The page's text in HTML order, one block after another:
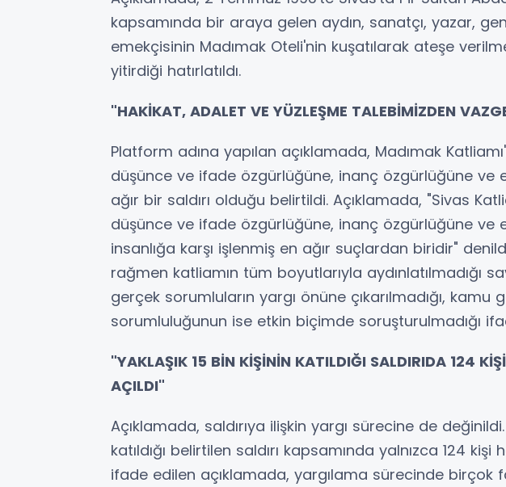
kapsamında bir araya gelen aydın, sanatçı, yazar,
emekçisinin Madımak Oteli'nin kuşatılarak ateşe
yitirdiği hatırlatıldı.
"HAKİKAT, ADALET VE YÜZLEŞME TALEBİMİZDEN
Platform adına yapılan açıklamada, Madımak
düşünce ve ifade özgürlüğüne, inanç özgürlüğüne ve
ağır bir saldırı olduğu belirtildi. Açıklamada, "Sivas
düşünce ve ifade özgürlüğüne, inanç özgürlüğüne ve
insanlığa karşı işlenmiş en ağır suçlardan biridir"
rağmen katliamın tüm boyutlarıyla aydınlatılmadığı
gerçek sorumluların yargı önüne çıkarılmadığı, kamu
sorumluluğunun ise etkin biçimde soruşturulmadığı
"YAKLAŞIK 15 BİN KİŞİNİN KATILDIĞI SALDIRIDA 124
AÇILDI"
Açıklamada, saldırıya ilişkin yargı sürecine de değinildi.
katıldığı belirtilen saldırı kapsamında yalnızca 124 kişi
ifade edilen açıklamada, yargılama sürecinde birçok